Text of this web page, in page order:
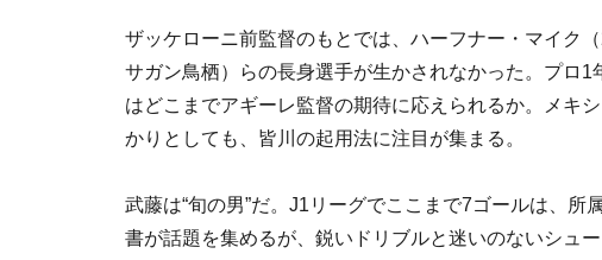
ザッケローニ前監督のもとでは、ハーフナー・マイク
サガン鳥栖）らの長身選手が生かされなかった。プロ1
はどこまでアギーレ監督の期待に応えられるか。メキ
かりとしても、皆川の起用法に注目が集まる。
武藤は“旬の男”だ。J1リーグでここまで7ゴールは、
書が話題を集めるが、鋭いドリブルと迷いのないシュ